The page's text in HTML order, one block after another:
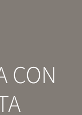
CON